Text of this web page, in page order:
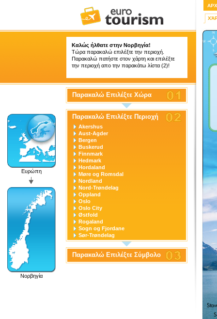
Καλώς ήλθατε στην Νορβηγία!
Τώρα παρακαλώ επιλέξτε την περιοχή.
Παρακαλώ πατήστε στον χάρτη και επιλέξτε
την περιοχή απο την παρακάτω λίστα (2)!
Ευρώπη
Νορβηγία
Παρακαλώ Επιλέξτε Χώρα
Παρακαλώ Επιλέξτε Περιοχή
Akershus
Aust-Agder
Bergen
Buskerud
Finnmark
Hedmark
Hordaland
Møre og Romsdal
Nordland
Nord-Trøndelag
Oppland
Oslo
Oslo City
Østfold
Rogaland
Sogn og Fjordane
Sør-Trøndelag
Svalbard
Telemark
Troms
Trondheim
Παρακαλώ Επιλέξτε Σύμβολο